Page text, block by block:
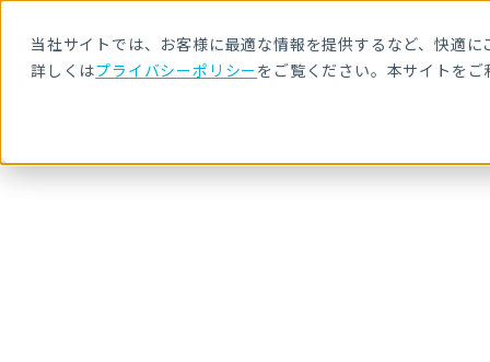
当社サイトでは、お客様に最適な情報を提供するなど、快適
詳しくはプライバシーポリシーをご覧ください。本サイトを